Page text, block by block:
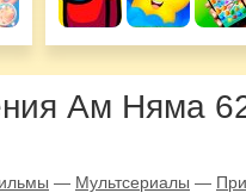
Ам Няма
— Мультсериалы —